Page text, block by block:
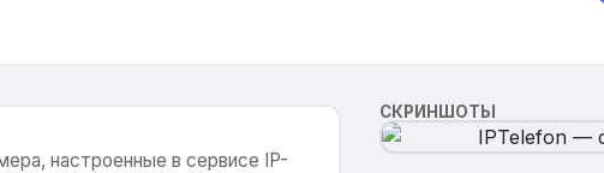
настроенные в сервисе IP-
СКРИНШОТЫ